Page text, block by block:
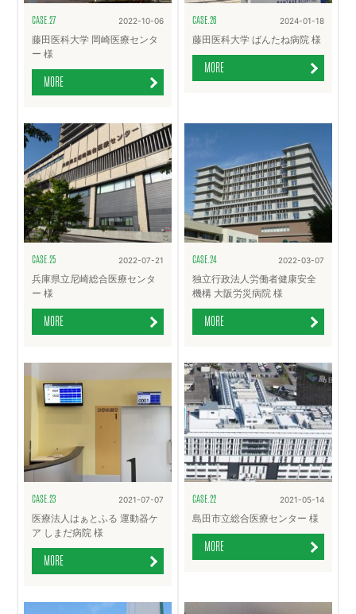
CASE.27 2022-10-06
藤田医科大学 岡崎医療センタ
ー 様
MORE
CASE.26 2024-01-18
藤田医科大学 ばんたね病院 様
MORE
CASE.25 2022-07-21
兵庫県立尼崎総合医療センタ
ー 様
MORE
CASE.24 2022-03-07
独立行政法人労働者健康安全
機構 大阪労災病院 様
MORE
CASE.23 2021-07-07
医療法人はぁとふる 運動器ケ
ア しまだ病院 様
MORE
CASE.22 2021-05-14
島田市立総合医療センター 様
MORE